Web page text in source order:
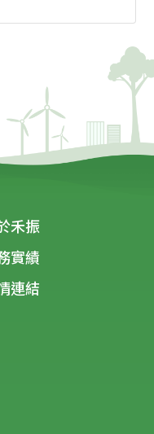
禾振
實績
連結